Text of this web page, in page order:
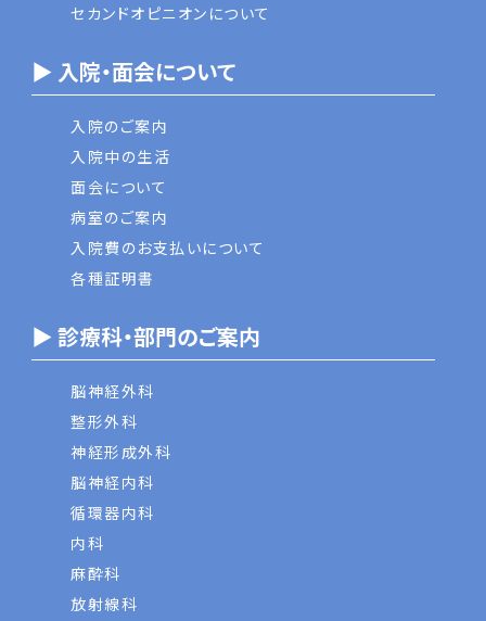
セカンドオピニオンについて
▶ 入院・面会について
入院のご案内
入院中の生活
面会について
病室のご案内
入院費のお支払いについて
各種証明書
▶ 診療科・部門のご案内
脳神経外科
整形外科
神経形成外科
脳神経内科
循環器内科
内科
麻酔科
放射線科